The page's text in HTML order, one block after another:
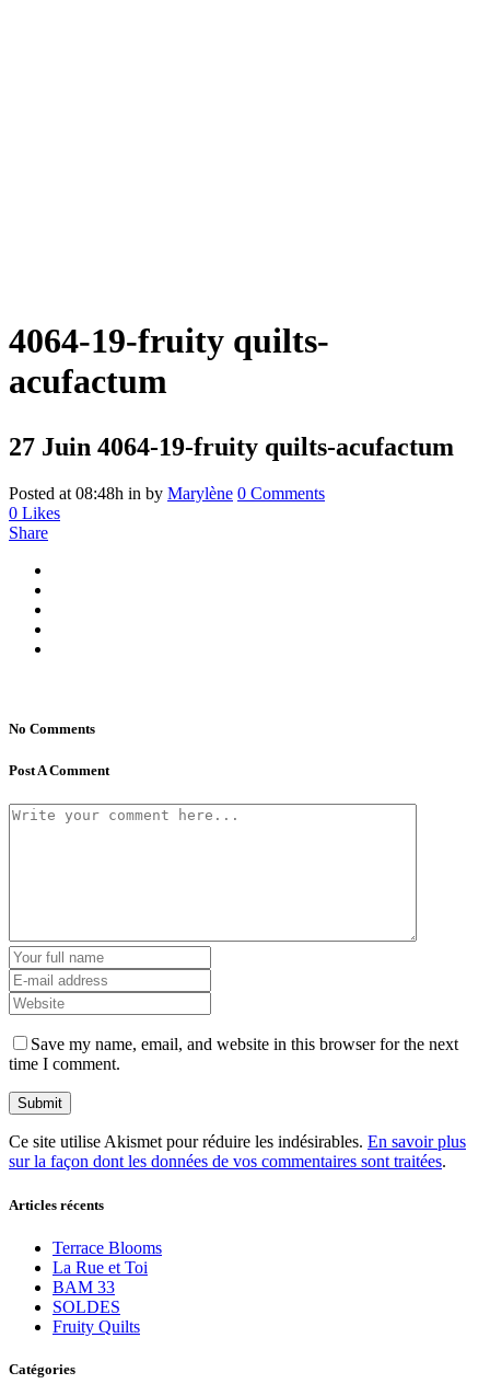
4064-19-fruity quilts-
acufactum
27 Juin 4064-19-fruity quilts-acufactum
Posted at 08:48h in by Marylène 0 Comments
0 Likes
Share
No Comments
Post A Comment
Save my name, email, and website in this browser for the next
time I comment.
Ce site utilise Akismet pour réduire les indésirables. En savoir plus
sur la façon dont les données de vos commentaires sont traitées.
Articles récents
Terrace Blooms
La Rue et Toi
BAM 33
SOLDES
Fruity Quilts
Catégories